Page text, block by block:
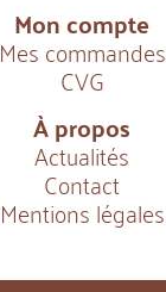
Mon compte
Mes commandes
CVG
À propos
Actualités
Contact
Mentions légales